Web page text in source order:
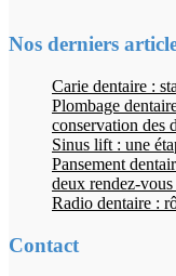
Nos derniers
Carie dentaire :
Plombage
conservation des
Sinus lift : une
Pansement
deux rendez-vous
Radio dentaire :
Contact